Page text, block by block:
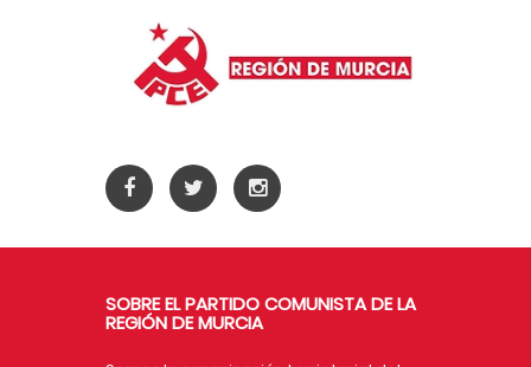
SOBRE EL PARTIDO COMUNISTA DE LA
REGIÓN DE MURCIA